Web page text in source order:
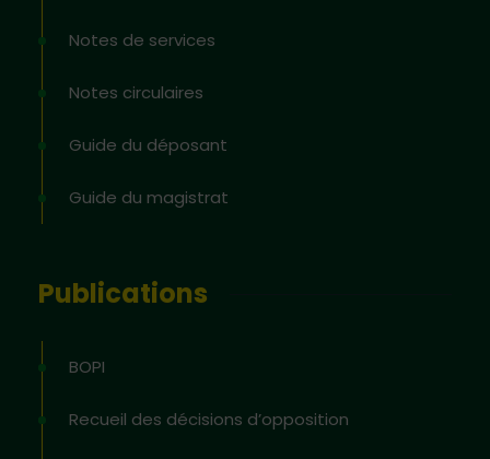
Notes de services
Notes circulaires
Guide du déposant
Guide du magistrat
Publications
BOPI
Recueil des décisions d’opposition